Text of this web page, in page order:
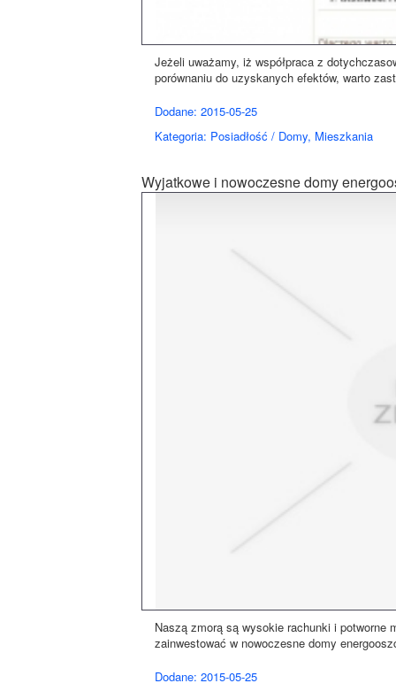
Jeżeli uważamy, iż współpraca z
porównaniu do uzyskanych efektów, warto
Dodane: 2015-05-25
Kategoria: Posiadłość / Domy, Mieszkania
Wyjatkowe i nowoczesne domy
Naszą zmorą są wysokie rachunki i potworne
zainwestować w nowoczesne domy
Dodane: 2015-05-25